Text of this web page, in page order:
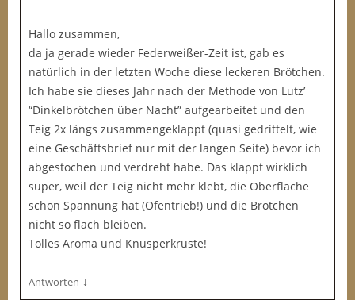
Hallo zusammen,
da ja gerade wieder Federweißer-Zeit ist, gab es
natürlich in der letzten Woche diese leckeren Brötchen.
Ich habe sie dieses Jahr nach der Methode von Lutz’
“Dinkelbrötchen über Nacht” aufgearbeitet und den
Teig 2x längs zusammengeklappt (quasi gedrittelt, wie
eine Geschäftsbrief nur mit der langen Seite) bevor ich
abgestochen und verdreht habe. Das klappt wirklich
super, weil der Teig nicht mehr klebt, die Oberfläche
schön Spannung hat (Ofentrieb!) und die Brötchen
nicht so flach bleiben.
Tolles Aroma und Knusperkruste!
Antworten ↓